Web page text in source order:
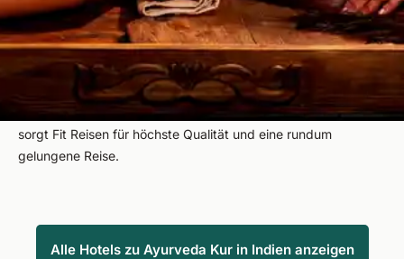
Erleben Sie die wohltuende Wirkung einer traditionellen
Ayurveda Kur in Indien, wo jahrtausendealtes Wissen Körper
und Geist in Einklang bringt. In einem wunderschönen
Ayurveda Hotel genießen Sie individuelle Anwendungen,
professionelle Betreuung und authentische Rituale. Dabei
sorgt Fit Reisen für höchste Qualität und eine rundum
gelungene Reise.
Alle Hotels zu Ayurveda Kur in Indien anzeigen